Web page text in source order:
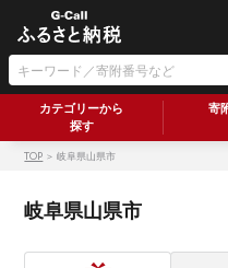
カテゴリーから
探す
寄
TOP ＞ 岐阜県山県市
岐阜県山県市